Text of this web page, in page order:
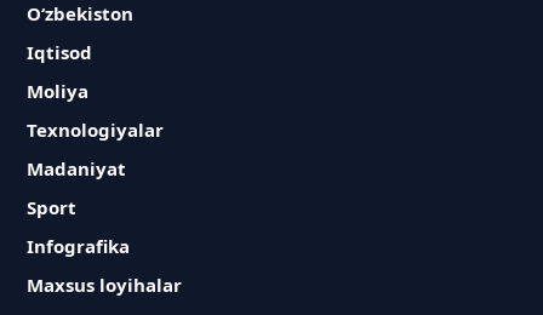
O‘zbekiston
Iqtisod
Moliya
Texnologiyalar
Madaniyat
Sport
Infografika
Maxsus loyihalar